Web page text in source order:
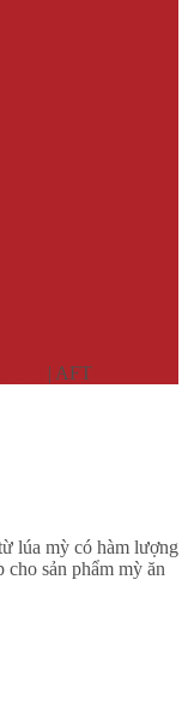
| AFT
lúa mỳ có hàm lượng
sản phẩm mỳ ăn